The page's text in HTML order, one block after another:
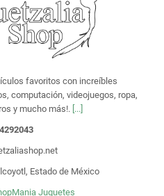
favoritos con increíbles
computación, videojuegos, ropa,
y mucho más!. [...]
Estado de México
Juguetes